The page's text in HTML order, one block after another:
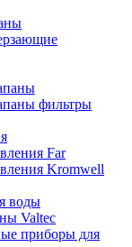
фильтры
Far
Kromwell
воды
Valtec
приборы для